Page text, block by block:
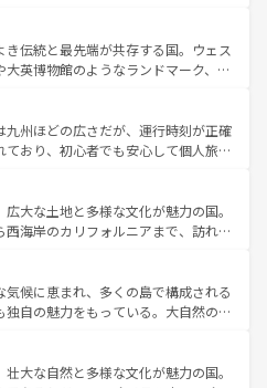
祥地であるランス、プロヴァンスの
畑など、多彩な楽しみ方が可能だ。さ
域にも魅力が溢れており、どの街角に
それぞれで全く異なる文化を体験で
う。 なお、新着のフランス情報はコンテンツ一覧
こを歩いても飽きることがない。ベ
、バイエルン州のアルプスの絶景、そ
ワイン畑といった風景は必見。ビール
体験してほしい。 なお、新着の
ンツ一覧を参照してほしい。
き伝統と最先端が共存する国。ウェス
大英博物館のようなランドマーク、歴
がある。また、優雅なアフタヌーン
にはたまらない英国パブ、サッカー観
こそできる体験も豊富。イギリスを旅
しい。
九州ほどの広さだが、運行時刻が正確
ており、初心者でも安心して個人旅行
町や、スイスならではのユニークな
ス観光だけでなく町歩きも満喫する
の所得が高いため物価も高いが、旅行
を楽しむこともできる。 なお、新
ンテンツ一覧 を参照してほしい。
大な土地と多様な文化が魅力の国。
西海岸のカリフォルニアまで、訪れる
観光、ショッピング、エンターテイ
刺激的なスポットだ。一方、アメリカ
がり、グランドキャニオンやイエロー
では、音楽と美食が融合した独特の
アメリカの各地域で異なる魅力を楽
気候に恵まれ、多くの島で構成される
独自の魅力をもっている。大自然の神
また、定番の観光地といえばオアフ
求めるならマウイ島やカウアイ島が
大な自然と多様な文化が魅力の国。